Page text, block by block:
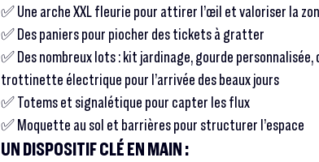
✅ Une arche XXL fleurie pour attirer l’œil et valoriser la
✅ Des paniers pour piocher des tickets à gratter
✅ Des nombreux lots : kit jardinage, gourde
trottinette électrique pour l’arrivée des beaux jours
✅ Totems et signalétique pour capter les flux
✅ Moquette au sol et barrières pour structurer l’espace
UN DISPOSITIF CLÉ EN MAIN :